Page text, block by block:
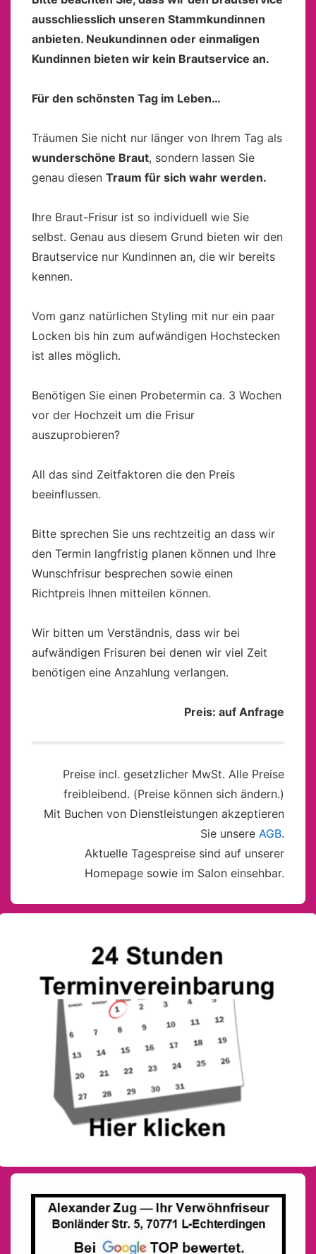
ausschliesslich unseren Stammkundinnen
anbieten. Neukundinnen oder einmaligen
Kundinnen bieten wir kein Brautservice an.
Für den schönsten Tag im Leben…
Träumen Sie nicht nur länger von Ihrem Tag als
wunderschöne Braut, sondern lassen Sie
genau diesen Traum für sich wahr werden.
Ihre Braut-Frisur ist so individuell wie Sie
selbst. Genau aus diesem Grund bieten wir den
Brautservice nur Kundinnen an, die wir bereits
kennen.
Vom ganz natürlichen Styling mit nur ein paar
Locken bis hin zum aufwändigen Hochstecken
ist alles möglich.
Benötigen Sie einen Probetermin ca. 3 Wochen
vor der Hochzeit um die Frisur
auszuprobieren?
All das sind Zeitfaktoren die den Preis
beeinflussen.
Bitte sprechen Sie uns rechtzeitig an dass wir
den Termin langfristig planen können und Ihre
Wunschfrisur besprechen sowie einen
Richtpreis Ihnen mitteilen können.
Wir bitten um Verständnis, dass wir bei
aufwändigen Frisuren bei denen wir viel Zeit
benötigen eine Anzahlung verlangen.
Preis: auf Anfrage
Preise incl. gesetzlicher MwSt. Alle Preise
freibleibend. (Preise können sich ändern.)
Mit Buchen von Dienstleistungen akzeptieren
Sie unsere AGB.
Aktuelle Tagespreise sind auf unserer
Homepage sowie im Salon einsehbar.